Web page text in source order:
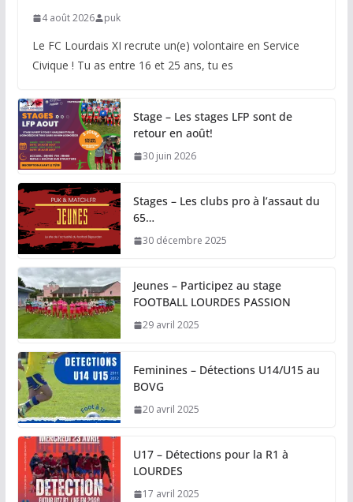
4 août 2026 puk
Le FC Lourdais XI recrute un(e) volontaire en Service
Civique ! Tu as entre 16 et 25 ans, tu es
Stage – Les stages LFP sont de
retour en août!
30 juin 2026
Stages – Les clubs pro à l’assaut du
65…
30 décembre 2025
Jeunes – Participez au stage
FOOTBALL LOURDES PASSION
29 avril 2025
Feminines – Détections U14/U15 au
BOVG
20 avril 2025
U17 – Détections pour la R1 à
LOURDES
17 avril 2025